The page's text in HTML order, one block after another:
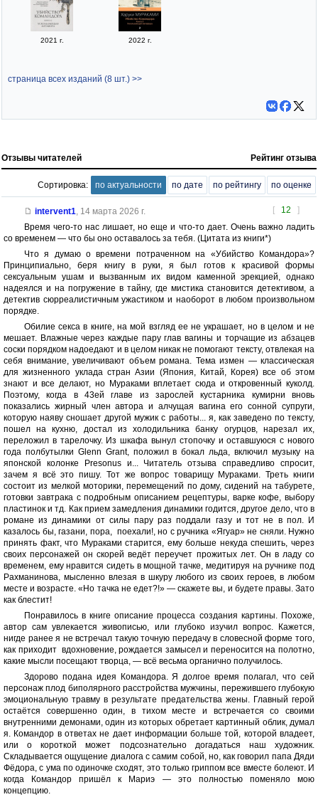
2021 г. 2022 г.
страница всех изданий (8 шт.) >>
Отзывы читателей Рейтинг отзыва
Сортировка: по актуальности по дате по рейтингу по оценке
[ 12 ]
intervent1, 14 марта 2026 г.
Время чего-то нас лишает, но еще и что-то дает. Очень важно ладить
со временем — что бы оно оставалось за тебя. (Цитата из книги*)
Что я думаю о времени потраченном на «Убийство Командора»?
Принципиально, беря книгу в руки, я был готов к красивой формы
сексуальным ушам и вызванным их видом каменной эрекцией, однако
надеялся и на погружение в тайну, где мистика становится детективом, а
детектив сюрреалистичным ужастиком и наоборот в любом произвольном
порядке.
Обилие секса в книге, на мой взгляд ее не украшает, но в целом и не
мешает. Влажные через каждые пару глав вагины и торчащие из абзацев
соски порядком надоедают и в целом никак не помогают тексту, отвлекая на
себя внимание, увеличивают объем романа. Тема измен — классическая
для жизненного уклада стран Азии (Япония, Китай, Корея) все об этом
знают и все делают, но Мураками вплетает сюда и откровенный куколд.
Поэтому, когда в 43ей главе из зарослей кустарника кумирни вновь
показались жирный член автора и алчущая вагина его сонной супруги,
которую наяву сношает другой мужик с работы... я, как заведено по тексту,
пошел на кухню, достал из холодильника банку огурцов, нарезал их,
переложил в тарелочку. Из шкафа вынул стопочку и оставшуюся с нового
года полбутылки Glenn Grant, положил в бокал льда, включил музыку на
японской колонке Presonus и... Читатель отзыва справедливо спросит,
зачем я всё это пишу. Тот же вопрос товарищу Мураками. Треть книги
состоит из мелкой моторики, перемещений по дому, сидений на табурете,
готовки завтрака с подробным описанием рецептуры, варке кофе, выбору
пластинок и тд. Как прием замедления динамики годится, другое дело, что в
романе из динамики от силы пару раз поддали газу и тот не в пол. И
казалось бы, газани, пора, поехали!, но с ручника «Ягуар» не сняли. Нужно
принять факт, что Мураками старится, ему больше некуда спешить, через
своих персонажей он скорей ведёт переучет прожитых лет. Он в ладу со
временем, ему нравится сидеть в мощной тачке, медитируя на ручнике под
Рахманинова, мысленно влезая в шкуру любого из своих героев, в любом
месте и возрасте. «Но тачка не едет?!» — скажете вы, и будете правы. Зато
как блестит!
Понравилось в книге описание процесса создания картины. Похоже,
автор сам увлекается живописью, или глубоко изучил вопрос. Кажется,
нигде ранее я не встречал такую точную передачу в словесной форме того,
как приходит вдохновение, рождается замысел и переносится на полотно,
какие мысли посещают творца, — всё весьма органично получилось.
Здорово подана идея Командора. Я долгое время полагал, что сей
персонаж плод биполярного расстройства мужчины, пережившего глубокую
эмоциональную травму в результате предательства жены. Главный герой
остаётся совершенно один, в тихом месте и встречается со своими
внутренними демонами, один из которых обретает картинный облик, думал
я. Командор в ответах не дает информации больше той, которой владеет,
или о короткой может подсознательно догадаться наш художник.
Складывается ощущение диалога с самим собой, но, как говорил папа Дяди
Фёдора, с ума по одиночке сходят, это только гриппом все вместе болеют. И
когда Командор пришёл к Мариэ — это полностью поменяло мою
концепцию.